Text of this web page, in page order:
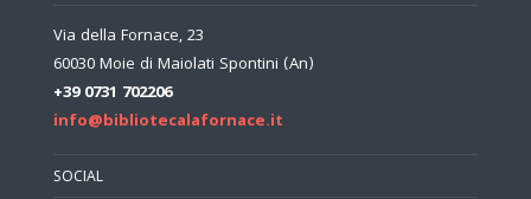
Via della Fornace, 23
60030 Moie di Maiolati Spontini (An)
+39 0731 702206
info@bibliotecalafornace.it
SOCIAL